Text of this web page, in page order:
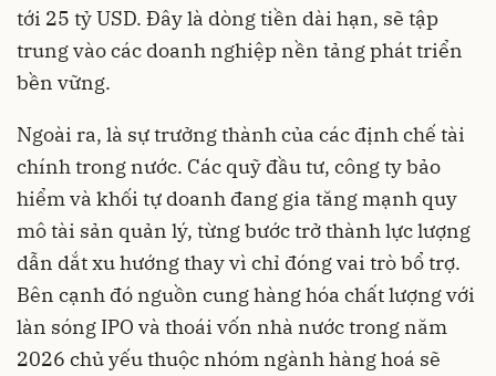
tới 25 tỷ USD. Đây là dòng tiền dài hạn, sẽ tập
trung vào các doanh nghiệp nền tảng phát triển
bền vững.
Ngoài ra, là sự trưởng thành của các định chế tài
chính trong nước. Các quỹ đầu tư, công ty bảo
hiểm và khối tự doanh đang gia tăng mạnh quy
mô tài sản quản lý, từng bước trở thành lực lượng
dẫn dắt xu hướng thay vì chỉ đóng vai trò bổ trợ.
Bên cạnh đó nguồn cung hàng hóa chất lượng với
làn sóng IPO và thoái vốn nhà nước trong năm
2026 chủ yếu thuộc nhóm ngành hàng hoá sẽ